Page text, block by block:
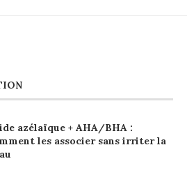
azélaïque + AHA/BHA :
les associer sans irriter la